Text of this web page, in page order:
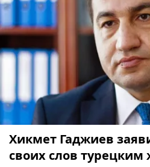
Хикмет Гаджиев
своих слов